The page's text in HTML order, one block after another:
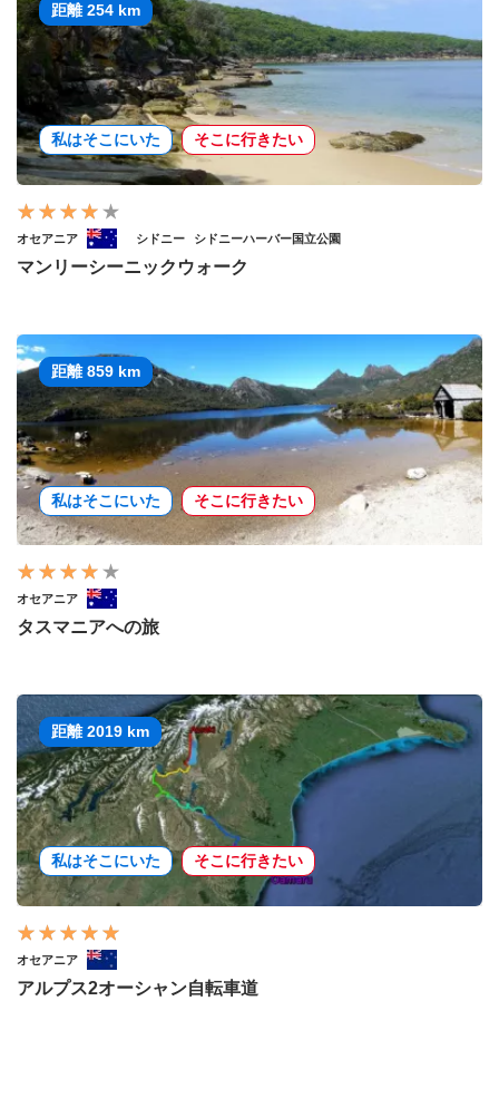
距離 254 km
私はそこにいた そこに行きたい
オセアニア シドニー シドニーハーバー国立公園
マンリーシーニックウォーク
距離 859 km
私はそこにいた そこに行きたい
オセアニア
タスマニアへの旅
距離 2019 km
私はそこにいた そこに行きたい
オセアニア
アルプス2オーシャン自転車道